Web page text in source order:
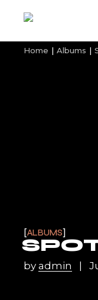
Home Albums
ALBUMS
byadmin